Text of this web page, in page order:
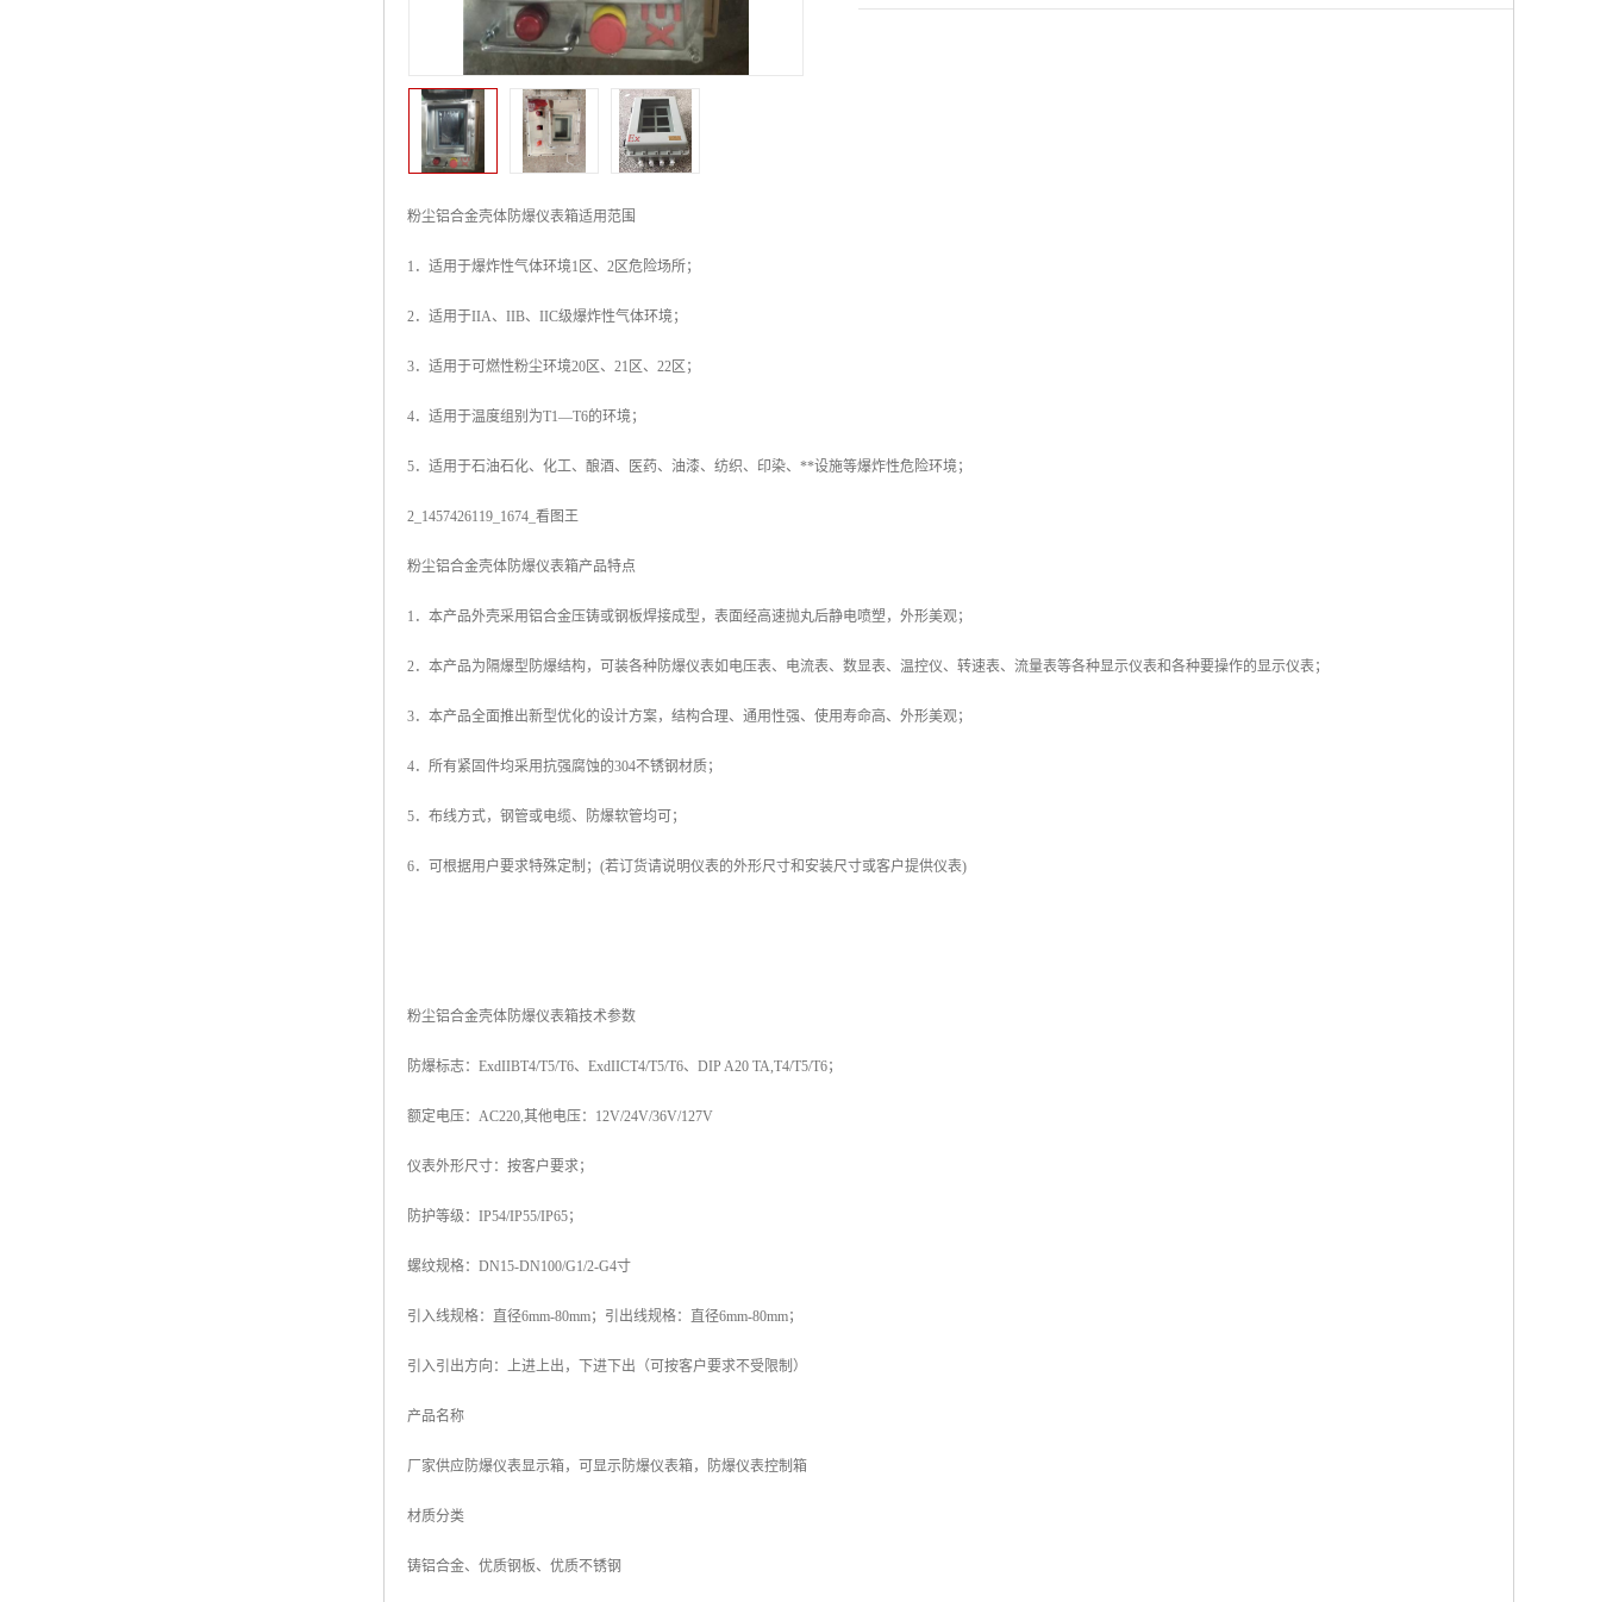
粉尘铝合金壳体防爆仪表箱适用范围
1．适用于爆炸性气体环境1区、2区危险场所；
2．适用于IIA、IIB、IIC级爆炸性气体环境；
3．适用于可燃性粉尘环境20区、21区、22区；
4．适用于温度组别为T1—T6的环境；
5．适用于石油石化、化工、酿酒、医药、油漆、纺织、印染、**设施等爆炸性危险环境；
2_1457426119_1674_看图王
粉尘铝合金壳体防爆仪表箱产品特点
1．本产品外壳采用铝合金压铸或钢板焊接成型，表面经高速抛丸后静电喷塑，外形美观；
2．本产品为隔爆型防爆结构，可装各种防爆仪表如电压表、电流表、数显表、温控仪、转速表、流量表等各种显示仪表和各种要操作的显示仪表；
3．本产品全面推出新型优化的设计方案，结构合理、通用性强、使用寿命高、外形美观；
4．所有紧固件均采用抗强腐蚀的304不锈钢材质；
5．布线方式，钢管或电缆、防爆软管均可；
6．可根据用户要求特殊定制；(若订货请说明仪表的外形尺寸和安装尺寸或客户提供仪表)
粉尘铝合金壳体防爆仪表箱技术参数
防爆标志：ExdIIBT4/T5/T6、ExdIICT4/T5/T6、DIP A20 TA,T4/T5/T6；
额定电压：AC220,其他电压：12V/24V/36V/127V
仪表外形尺寸：按客户要求；
防护等级：IP54/IP55/IP65；
螺纹规格：DN15-DN100/G1/2-G4寸
引入线规格：直径6mm-80mm；引出线规格：直径6mm-80mm；
引入引出方向：上进上出，下进下出（可按客户要求不受限制）
产品名称
厂家供应防爆仪表显示箱，可显示防爆仪表箱，防爆仪表控制箱
材质分类
铸铝合金、优质钢板、优质不锈钢